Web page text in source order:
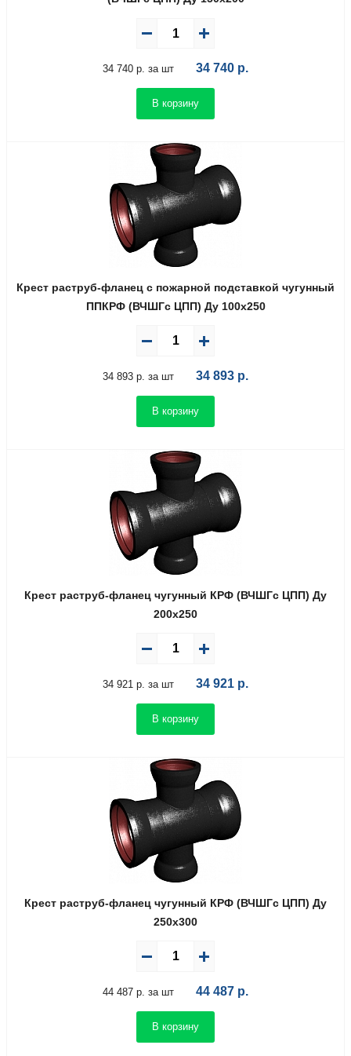
34 740 р. за шт 34 740 р.
В корзину
Крест раструб-фланец с пожарной подставкой чугунный
ППКРФ (ВЧШГс ЦПП) Ду 100х250
34 893 р. за шт 34 893 р.
В корзину
Крест раструб-фланец чугунный КРФ (ВЧШГс ЦПП) Ду
200х250
34 921 р. за шт 34 921 р.
В корзину
Крест раструб-фланец чугунный КРФ (ВЧШГс ЦПП) Ду
250х300
44 487 р. за шт 44 487 р.
В корзину